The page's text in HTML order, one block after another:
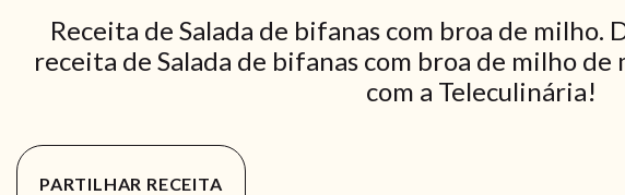
Receita de Salada de bifanas com broa de milho.
receita de Salada de bifanas com broa de milho
com a Teleculinária!
PARTILHAR RECEITA